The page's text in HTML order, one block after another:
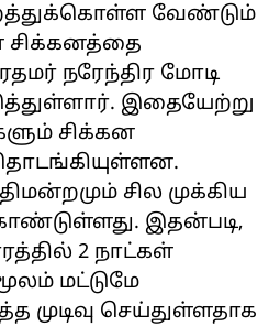
வேண்டும்
சிக்கனத்தை
நரேந்திர மோடி
இதையேற்று
சிக்கன
சில முக்கிய
இதன்படி,
2 நாட்கள்
மட்டுமே
முடிவு செய்துள்ளதாக